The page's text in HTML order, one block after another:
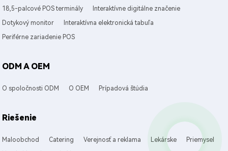
18,5-palcové POS terminály
Interaktívne digitálne značenie
Dotykový monitor
Interaktívna elektronická tabuľa
Periférne zariadenie POS
ODM A OEM
O spoločnosti ODM O OEM Prípadová štúdia
Riešenie
Maloobchod Catering Verejnosť a reklama Lekárske
Priemysel